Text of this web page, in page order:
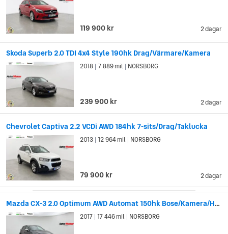
2 dagar
119 900 kr
Skoda Superb 2.0 TDI 4x4 Style 190hk Drag/Värmare/Kamera
2 dagar
2018 7 889 mil NORSBORG
239 900 kr
Chevrolet Captiva 2.2 VCDi AWD 184hk 7-sits/Drag/Taklucka
2 dagar
2013 12 964 mil NORSBORG
79 900 kr
Mazda CX-3 2.0 Optimum AWD Automat 150hk Bose/Kamera/HuD
2017 17 446 mil NORSBORG